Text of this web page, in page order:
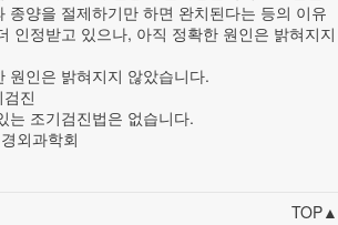
종양을 절제하기만 하면 완치된다는 등의 이유
인정받고 있으나, 아직 정확한 원인은 밝혀지지
원인은 밝혀지지 않았습니다.
진
는 조기검진법은 없습니다.
TOP▲